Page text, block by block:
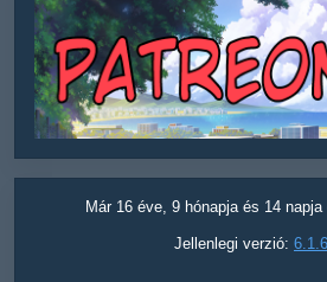
Már 16 éve, 9 hónapja és 14 napja
Jellenlegi verzió: 6.1.6